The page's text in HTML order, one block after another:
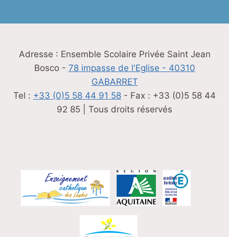
SUR
Adresse : Ensemble Scolaire Privée Saint Jean
Bosco - 78 impasse de l'Eglise - 40310
GABARRET
Tel : +33 (0)5 58 44 91 58 - Fax : +33 (0)5 58 44
92 85 | Tous droits réservés